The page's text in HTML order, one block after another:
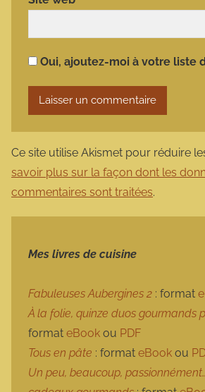
Oui, ajoutez-moi à votre liste
Ce site utilise Akismet pour réduire
savoir plus sur la façon dont les
commentaires sont traitées.
Mes livres de cuisine
Fabuleuses Aubergines 2 : format
À la folie, quinze duos gourmands
format eBook ou PDF
Tous en pâte : format eBook ou
Un peu, beaucoup,